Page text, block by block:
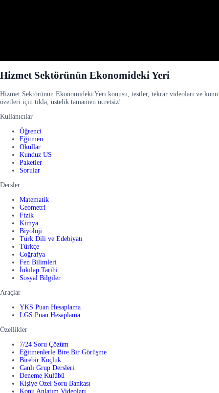
Hizmet Sektörünün Ekonomideki Yeri
Hizmet Sektörünün Ekonomideki Yeri konusu, testler, tekrar videoları ve konu
özetleri için tıkla, üstelik tamamen ücretsiz!
Kullanıcılar
Öğrenci
Eğitmen
Okullar
Kunduz US
Paketler
Sorular
Dersler
Matematik
Geometri
Fizik
Kimya
Biyoloji
Türk Dili ve Edebiyatı
Türkçe
Coğrafya
Fen Bilimleri
İnkılap Tarihi
Sosyal Bilgiler
Araçlar
YKS Puan Hesaplama
LGS Puan Hesaplama
Özellikler
7/24 Soru Çözüm
Eğitmenlerle Bire Bir Görüşme
Birebir Koçluk
Canlı Grup Dersleri
Deneme Kulübü
Kişiye Özel Soru Bankası
Konu Anlatım Videoları